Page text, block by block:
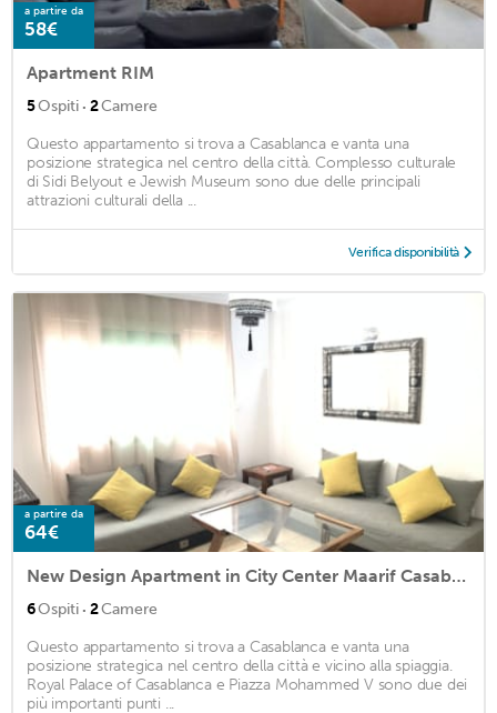
a partire da
58€
Apartment RIM
5Ospiti · 2Camere
Questo appartamento si trova a Casablanca e vanta una
posizione strategica nel centro della città. Complesso culturale
di Sidi Belyout e Jewish Museum sono due delle principali
attrazioni culturali della ...
Verifica disponibilità
a partire da
64€
New Design Apartment in City Center Maarif Casablanca + Parking
6Ospiti · 2Camere
Questo appartamento si trova a Casablanca e vanta una
posizione strategica nel centro della città e vicino alla spiaggia.
Royal Palace of Casablanca e Piazza Mohammed V sono due dei
più importanti punti ...